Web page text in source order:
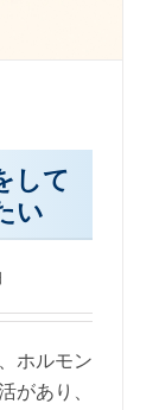
して
い
ホルモン
があり、